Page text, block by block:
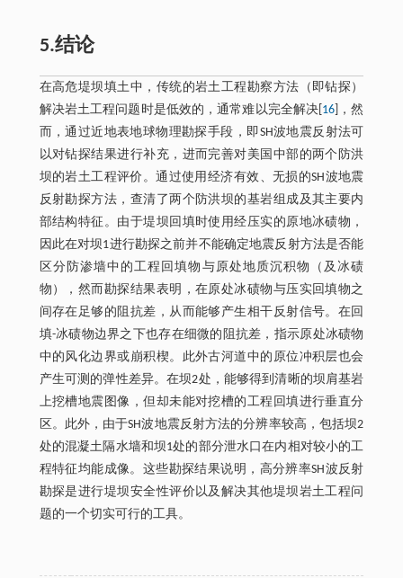
5.结论
在高危堤坝填土中，传统的岩土工程勘察方法（即钻探）
解决岩土工程问题时是低效的，通常难以完全解决[ 16 ]，然
而，通过近地表地球物理勘探手段，即SH波地震反射法可
以对钻探结果进行补充，进而完善对美国中部的两个防洪
坝的岩土工程评价。通过使用经济有效、无损的SH波地震
反射勘探方法，查清了两个防洪坝的基岩组成及其主要内
部结构特征。由于堤坝回填时使用经压实的原地冰碛物，
因此在对坝1进行勘探之前并不能确定地震反射方法是否能
区分防渗墙中的工程回填物与原处地质沉积物（及冰碛
物），然而勘探结果表明，在原处冰碛物与压实回填物之
间存在足够的阻抗差，从而能够产生相干反射信号。在回
填-冰碛物边界之下也存在细微的阻抗差，指示原处冰碛物
中的风化边界或崩积楔。此外古河道中的原位冲积层也会
产生可测的弹性差异。在坝2处，能够得到清晰的坝肩基岩
上挖槽地震图像，但却未能对挖槽的工程回填进行垂直分
区。此外，由于SH波地震反射方法的分辨率较高，包括坝2
处的混凝土隔水墙和坝1处的部分泄水口在内相对较小的工
程特征均能成像。这些勘探结果说明，高分辨率SH波反射
勘探是进行堤坝安全性评价以及解决其他堤坝岩土工程问
题的一个切实可行的工具。